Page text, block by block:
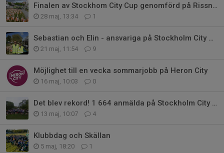
Finalen av Stockhom City Cup genomförd på Rissne Torg
28 maj, 13:34 1
Sebastian och Elin - ansvariga på Stockholm City Cup etapp 2
21 maj, 11:54 9
Möjlighet till en vecka sommarjobb på Heron City
16 maj, 10:03 0
Det blev rekord! 1 664 anmälda på Stockholm City Cup
13 maj, 10:07 4
Klubbdag och Skällan
5 maj, 18:20 1